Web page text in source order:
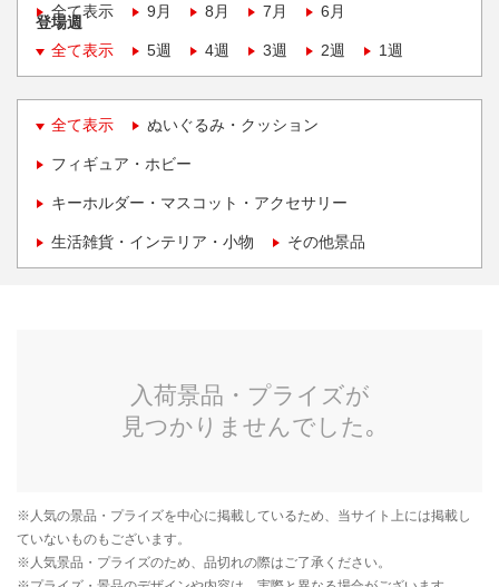
全て表示
9月 8月 7月 6月
登場週
全て表示
5週 4週 3週 2週 1週
全て表示 ぬいぐるみ・クッション
フィギュア・ホビー
キーホルダー・マスコット・アクセサリー
生活雑貨・インテリア・小物 その他景品